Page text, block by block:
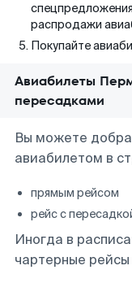
распродажи
Покупайте
Авиабилеты
пересадками
Вы можете
авиабилетом в
прямым рейсом
рейс с
Иногда в
чартерные рейсы